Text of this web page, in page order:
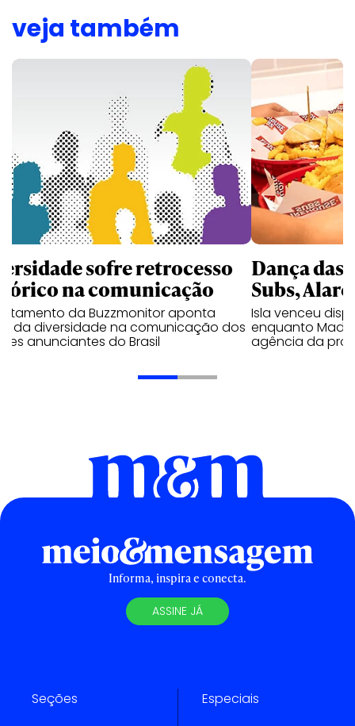
veja também
sofre retrocesso
na comunicação
da Buzzmonitor aponta
da diversidade na comunicação dos
anunciantes do Brasil
Dança das
Subs,
Isla venceu
enquanto
agência da
Informa, inspira e conecta.
ASSINE JÁ
Seções Especiais